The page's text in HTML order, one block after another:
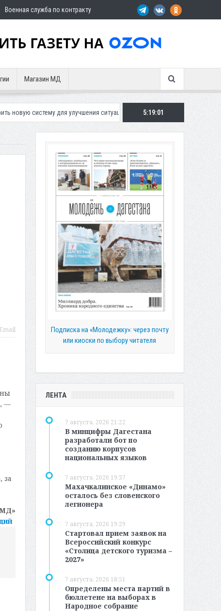
Военная служба по контракту
Магазин МД
для улучшения ситуации с парковками Махачкалинское «Динамо»
5:19:03
Email
—
за
Подписка на «Молодежку»: через почту
или киоски по выбору читателя
ЛЕНТА
7 августа, 2026 21:22
В минцифры Дагестана
разработали бот по
созданию корпусов
национальных языков
7 августа, 2026 19:37
Махачкалинское «Динамо»
осталось без словенского
легионера
7 августа, 2026 19:29
Стартовал прием заявок на
Всероссийский конкурс
«Столица детского туризма –
2027»
7 августа, 2026 18:51
Определены места партий в
бюллетене на выборах в
Народное собрание